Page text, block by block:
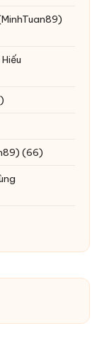
(66)